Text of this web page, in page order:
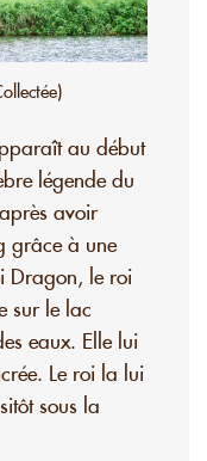
au début
légende du
avoir
grâce à une
Dragon, le roi
sur le lac
eaux. Elle lui
Le roi la lui
sous la